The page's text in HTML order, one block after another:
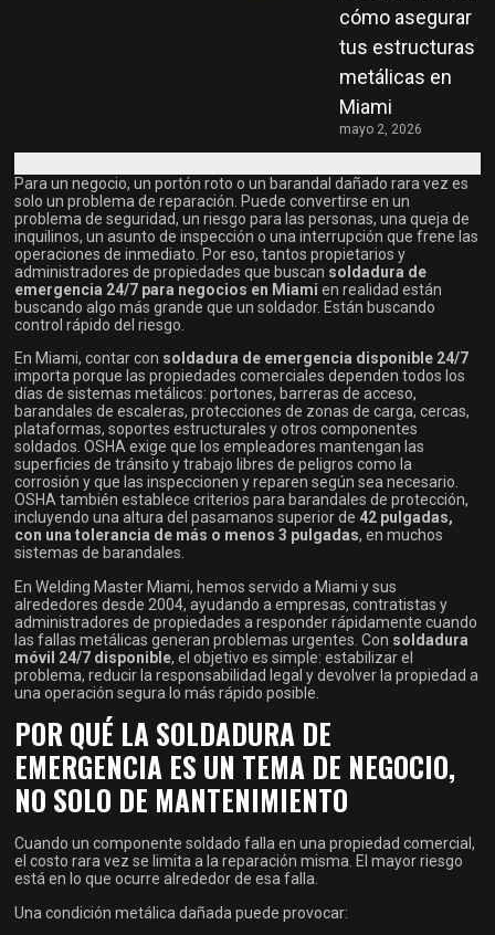
cómo asegurar
tus estructuras
metálicas en
Miami
mayo 2, 2026
Para un negocio, un portón roto o un barandal dañado rara vez es
solo un problema de reparación. Puede convertirse en un
problema de seguridad, un riesgo para las personas, una queja de
inquilinos, un asunto de inspección o una interrupción que frene las
operaciones de inmediato. Por eso, tantos propietarios y
administradores de propiedades que buscan soldadura de
emergencia 24/7 para negocios en Miami en realidad están
buscando algo más grande que un soldador. Están buscando
control rápido del riesgo.
En Miami, contar con soldadura de emergencia disponible 24/7
importa porque las propiedades comerciales dependen todos los
días de sistemas metálicos: portones, barreras de acceso,
barandales de escaleras, protecciones de zonas de carga, cercas,
plataformas, soportes estructurales y otros componentes
soldados. OSHA exige que los empleadores mantengan las
superficies de tránsito y trabajo libres de peligros como la
corrosión y que las inspeccionen y reparen según sea necesario.
OSHA también establece criterios para barandales de protección,
incluyendo una altura del pasamanos superior de 42 pulgadas,
con una tolerancia de más o menos 3 pulgadas, en muchos
sistemas de barandales.
En Welding Master Miami, hemos servido a Miami y sus
alrededores desde 2004, ayudando a empresas, contratistas y
administradores de propiedades a responder rápidamente cuando
las fallas metálicas generan problemas urgentes. Con soldadura
móvil 24/7 disponible, el objetivo es simple: estabilizar el
problema, reducir la responsabilidad legal y devolver la propiedad a
una operación segura lo más rápido posible.
POR QUÉ LA SOLDADURA DE
EMERGENCIA ES UN TEMA DE NEGOCIO,
NO SOLO DE MANTENIMIENTO
Cuando un componente soldado falla en una propiedad comercial,
el costo rara vez se limita a la reparación misma. El mayor riesgo
está en lo que ocurre alrededor de esa falla.
Una condición metálica dañada puede provocar: